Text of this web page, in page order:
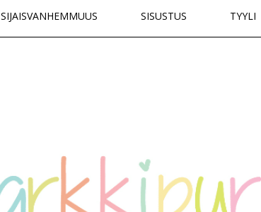
SIJAISVANHEMMUUS SISUSTUS TYYLI